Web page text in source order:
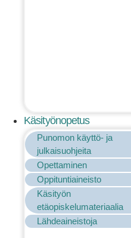
Käsityönopetus
Punomon käyttö- ja
julkaisuohjeita
Opettaminen
Oppituntiaineisto
Käsityön
etäopiskelumateriaalia
Lähdeaineistoja